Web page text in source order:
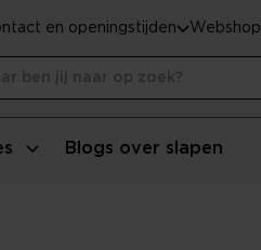
Blogs over slapen
en openingstijden Webshop